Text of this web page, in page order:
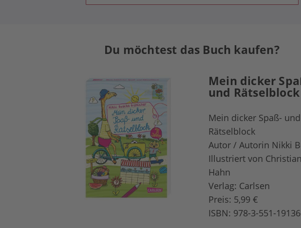
Du möchtest das Buch kaufen?
Mein dicker
und Rätselblock
Mein dicker Spaß- und
Rätselblock
Autor / Autorin Nikki
Illustriert von
Hahn
Verlag: Carlsen
Preis: 5,99 €
ISBN: 978-3-551-